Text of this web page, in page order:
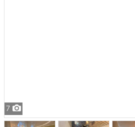
7